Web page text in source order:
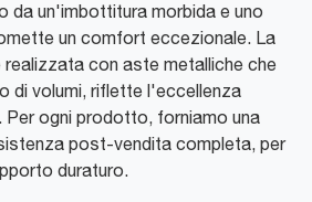
un'imbottitura morbida e uno
un comfort eccezionale. La
con aste metalliche che
di volumi, riflette l'eccellenza
ogni prodotto, forniamo una
post-vendita completa, per
duraturo.